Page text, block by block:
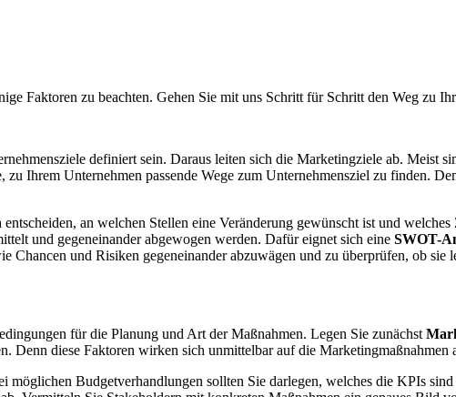
Faktoren zu beachten. Gehen Sie mit uns Schritt für Schritt den Weg zu
definiert sein. Daraus leiten sich die Marketingziele ab. Meist
Ihrem Unternehmen passende Wege zum Unternehmensziel zu finden.
an welchen Stellen eine Veränderung gewünscht ist und
und gegeneinander abgewogen werden. Dafür eignet sich eine SWOT-
und Risiken gegeneinander abzuwägen und zu überprüfen, ob sie
für die Planung und Art der Maßnahmen. Legen Sie zunächst
Denn diese Faktoren wirken sich unmittelbar auf die Marketingmaßnahmen
Budgetverhandlungen sollten Sie darlegen, welches die KPIs